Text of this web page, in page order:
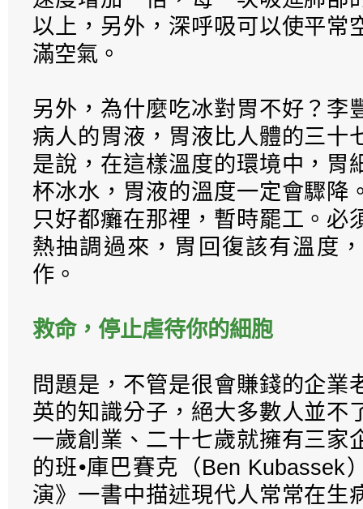
以上，另外，深呼吸可以使平常
滿空氣。
另外，為什麼吃冰對胃不好？李
病人的胃液，胃液比人體的三十
是說，在這樣溫度的環境中，胃
杯冰水，胃液的溫度一定會驟降
只好都癱在那裡，暫時罷工。必
熱抽調過來，胃回復該有溫度
作。
救命，停止虐待你的細胞
問題是，不管是很會賺錢的企業
英的知識分子，絕大多數人並不
一歲創業、二十七歲就擁有三家
的班•庫巴賽克（Ben Kubassek
演》一書中描述現代人常常在生